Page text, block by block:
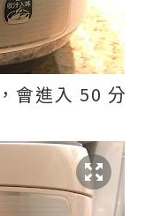
會進入 50 分